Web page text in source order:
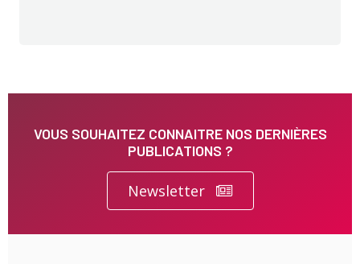
VOUS SOUHAITEZ CONNAITRE NOS DERNIÈRES
PUBLICATIONS ?
Newsletter